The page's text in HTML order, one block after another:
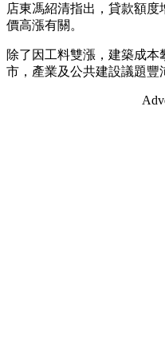
店東馮紹清指出，貸款額
價高漲有關。
除了因工料雙漲，建築成
市，產業及公共建設議題豐